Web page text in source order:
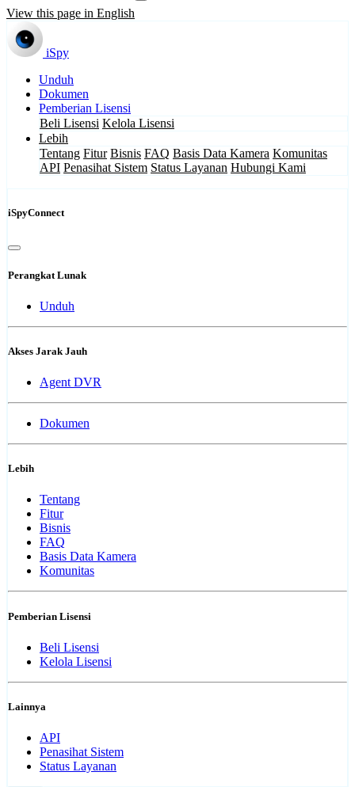
View this page in English
iSpy
Unduh
Dokumen
Pemberian Lisensi
Beli Lisensi Kelola Lisensi
Lebih
Tentang Fitur Bisnis FAQ Basis Data Kamera Komunitas
API Penasihat Sistem Status Layanan Hubungi Kami
iSpyConnect
Perangkat Lunak
Unduh
Akses Jarak Jauh
Agent DVR
Dokumen
Lebih
Tentang
Fitur
Bisnis
FAQ
Basis Data Kamera
Komunitas
Pemberian Lisensi
Beli Lisensi
Kelola Lisensi
Lainnya
API
Penasihat Sistem
Status Layanan